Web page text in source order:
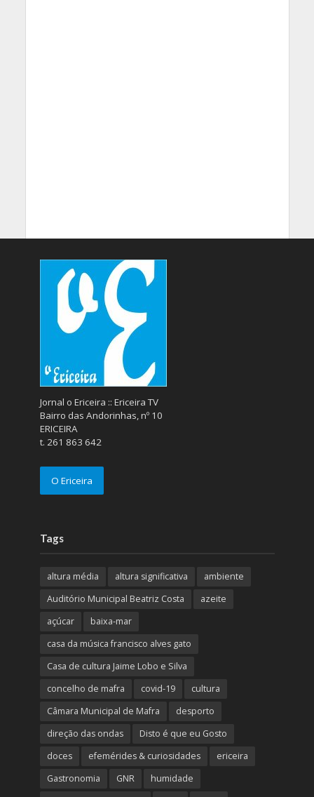
Jornal o Ericeira :: Ericeira TV
Bairro das Andorinhas, nº 10
ERICEIRA
t. 261 863 642
O Ericeira
Tags
altura média altura significativa
ambiente
Auditório Municipal Beatriz Costa
azeite
açúcar
baixa-mar
casa da música francisco alves gato
Casa de cultura Jaime Lobo e Silva
concelho de mafra
covid-19
cultura
Câmara Municipal de Mafra
desporto
direção das ondas
Disto é que eu Gosto
doces
efemérides & curiosidades
ericeira
Gastronomia
GNR
humidade